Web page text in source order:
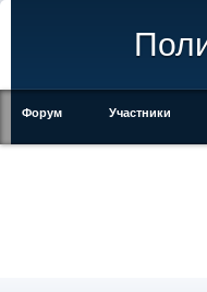
Форум Участники